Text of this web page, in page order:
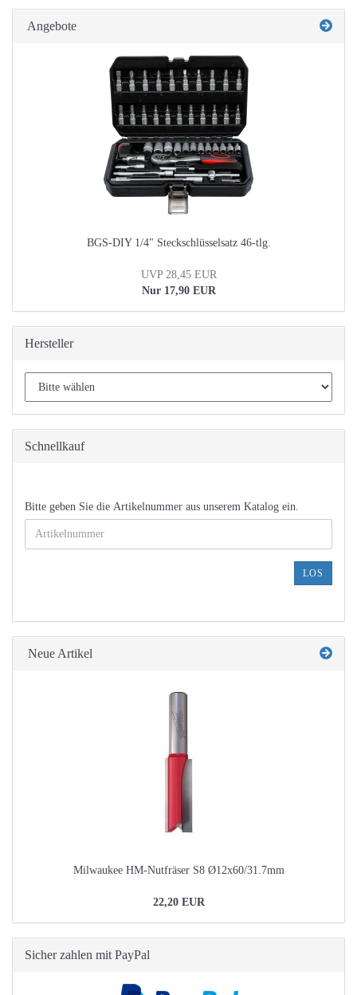
Angebote
BGS-DIY 1/4" Steckschlüsselsatz 46-tlg.
UVP 28,45 EUR
Nur 17,90 EUR
Hersteller
Schnellkauf
BITTE
GEBEN
SIE
EIN.
Bitte geben Sie die Artikelnummer aus unserem Katalog ein.
LOS
Neue Artikel
Milwaukee HM-Nutfräser S8 Ø12x60/31.7mm
22,20 EUR
Sicher zahlen mit PayPal